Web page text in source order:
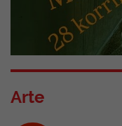
Arte